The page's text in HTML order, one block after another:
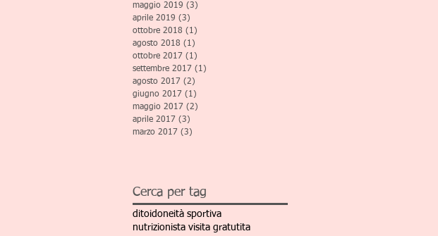
maggio 2019 (3)
aprile 2019 (3)
ottobre 2018 (1)
agosto 2018 (1)
ottobre 2017 (1)
settembre 2017 (1)
agosto 2017 (2)
giugno 2017 (1)
maggio 2017 (2)
aprile 2017 (3)
marzo 2017 (3)
Cerca per tag
ditoidoneità sportiva
nutrizionista visita gratutita